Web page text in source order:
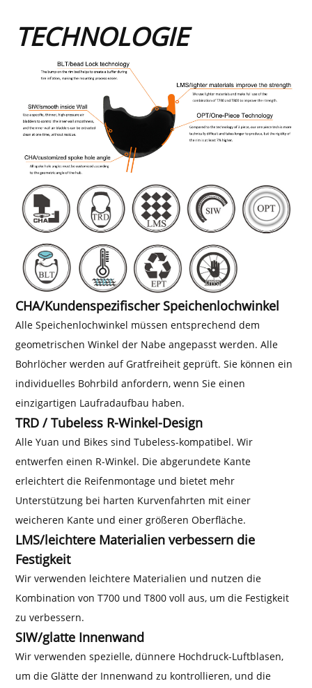
TECHNOLOGIE
CHA/Kundenspezifischer Speichenlochwinkel
Alle Speichenlochwinkel müssen entsprechend dem
geometrischen Winkel der Nabe angepasst werden. Alle
Bohrlöcher werden auf Gratfreiheit geprüft. Sie können ein
individuelles Bohrbild anfordern, wenn Sie einen
einzigartigen Laufradaufbau haben.
TRD / Tubeless R-Winkel-Design
Alle Yuan und Bikes sind Tubeless-kompatibel. Wir
entwerfen einen R-Winkel. Die abgerundete Kante
erleichtert die Reifenmontage und bietet mehr
Unterstützung bei harten Kurvenfahrten mit einer
weicheren Kante und einer größeren Oberfläche.
LMS/leichtere Materialien verbessern die
Festigkeit
Wir verwenden leichtere Materialien und nutzen die
Kombination von T700 und T800 voll aus, um die Festigkeit
zu verbessern.
SIW/glatte Innenwand
Wir verwenden spezielle, dünnere Hochdruck-Luftblasen,
um die Glätte der Innenwand zu kontrollieren, und die